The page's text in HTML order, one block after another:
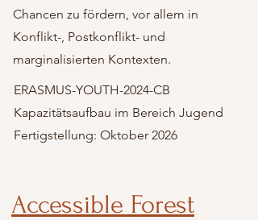
Chancen zu fördern, vor allem in
Konflikt-, Postkonflikt- und
marginalisierten Kontexten.
ERASMUS-YOUTH-2024-CB
Kapazitätsaufbau im Bereich Jugend
Fertigstellung: Oktober 2026
Accessible Forest